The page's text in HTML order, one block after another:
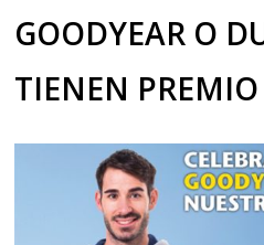
GOODYEAR O
TIENEN PREMIO